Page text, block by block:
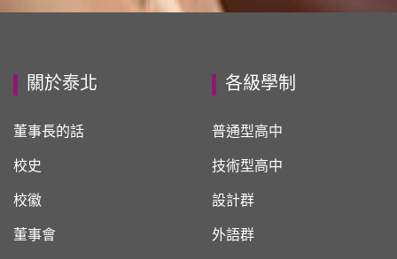
關於泰北
董事長的話
校史
校徽
董事會
各級學制
普通型高中
技術型高中
設計群
外語群